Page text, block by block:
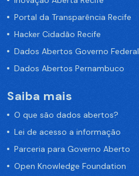
Portal da Transparência Recife
Hacker Cidadão Recife
Dados Abertos Governo Federal
Dados Abertos Pernambuco
Saiba mais
O que são dados abertos?
Lei de acesso a informação
Parceria para Governo Aberto
Open Knowledge Foundation